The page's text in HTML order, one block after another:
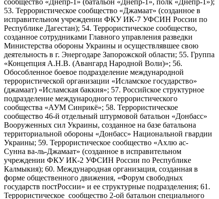
53. Террористическое сообщество «Джамаат» (созданное в
исправительном учреждении ФКУ ИК-7 УФСИН России по
Республике Дагестан); 54. Террористическое сообщество,
созданное сотрудниками Главного управления разведки
Министерства обороны Украины и осуществлявшее свою
деятельность в г. Энергодаре Запорожской области; 55. Группа
«Концепция А.Н.В. (Авангард Народной Воли)»; 56.
Обособленное боевое подразделение международной
террористической организации «Исламское государство»
(джамаат) «Исламская баккия»; 57. Российское структурное
подразделение международного террористического
сообщества «АУМ Синрикё»; 58. Террористическое
сообщество 46-й отдельный штурмовой батальон «Донбасс»
Вооруженных сил Украины, созданное на базе батальона
территориальной обороны «Донбасс» Национальной гвардии
Украины; 59. Террористическое сообщество «Ахлю ас-
Сунна ва-ль-Джамаат» (созданное в исправительном
учреждении ФКУ ИК-2 УФСИН России по Республике
Калмыкия); 60. Международная организация, созданная в
форме общественного движения, «Форум свободных
государств постРоссии» и ее структурные подразделения; 61.
Террористическое сообщество 2-ой батальон специального